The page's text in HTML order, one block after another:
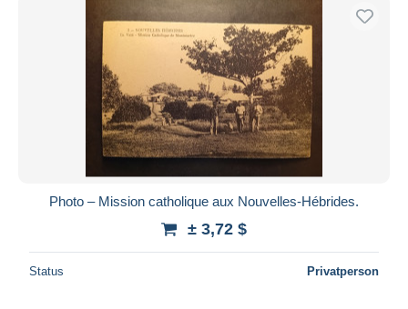
Photo – Mission catholique aux Nouvelles-Hébrides.
± 3,72 $
Status Privatperson